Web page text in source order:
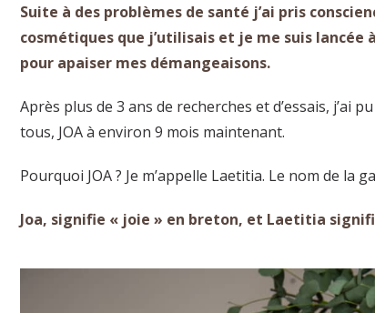
Suite à des problèmes de santé j’ai pris
cosmétiques que j’utilisais et je me suis
pour apaiser mes démangeaisons.
Après plus de 3 ans de recherches et d’essais,
tous, JOA à environ 9 mois maintenant.
Pourquoi JOA ? Je m’appelle Laetitia. Le nom de la
Joa, signifie « joie » en breton, et Laetitia